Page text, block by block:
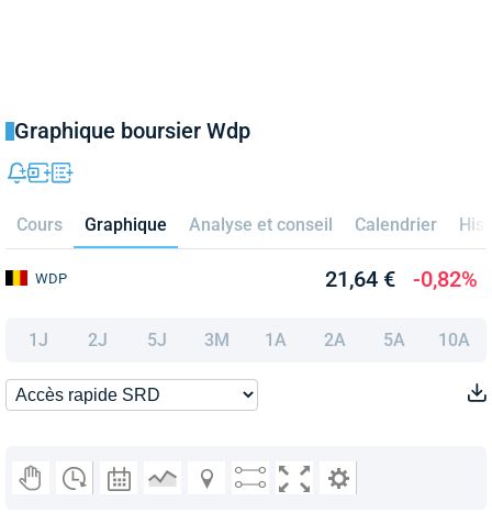
Graphique boursier Wdp
Cours Graphique Analyse et conseil Calendrier
WDP 21,64 € -0,82%
1J 2J 5J 3M 1A 2A 5A 10A